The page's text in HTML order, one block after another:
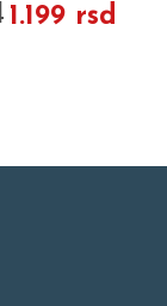
1.199 rsd